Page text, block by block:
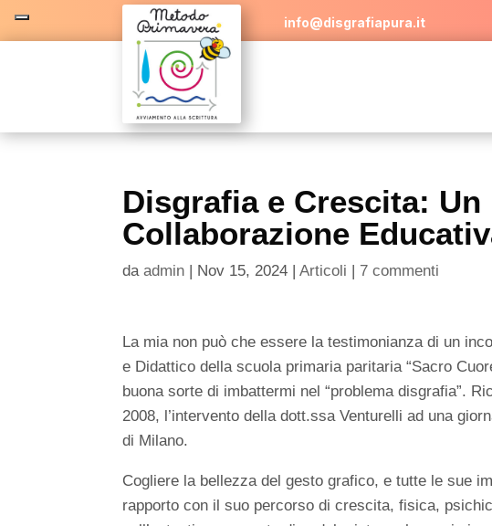
info@disgrafiapura.it
Disgrafia e Crescita:
Collaborazione
daadmin | Nov 15, 2024 |Articoli | 7 commenti
La mia non può che essere la testimonianza di un
e Didattico della scuola primaria paritaria “Sacro
buona sorte di imbattermi nel “problema disgrafia”.
2008, l’intervento della dott.ssa Venturelli ad una
di Milano.
Cogliere la bellezza del gesto grafico, e tutte le sue
rapporto con il suo percorso di crescita, fisica,